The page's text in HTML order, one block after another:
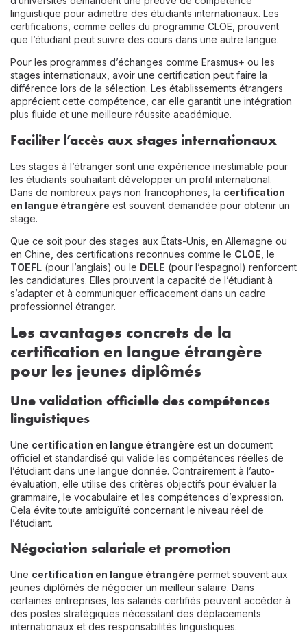
linguistique pour admettre des étudiants internationaux. Les
certifications, comme celles du programme CLOE, prouvent
que l’étudiant peut suivre des cours dans une autre langue.
Pour les programmes d’échanges comme Erasmus+ ou les
stages internationaux, avoir une certification peut faire la
différence lors de la sélection. Les établissements étrangers
apprécient cette compétence, car elle garantit une intégration
plus fluide et une meilleure réussite académique.
Faciliter l’accès aux stages internationaux
Les stages à l’étranger sont une expérience inestimable pour
les étudiants souhaitant développer un profil international.
Dans de nombreux pays non francophones, la certification
en langue étrangère est souvent demandée pour obtenir un
stage.
Que ce soit pour des stages aux États-Unis, en Allemagne ou
en Chine, des certifications reconnues comme le CLOE , le
TOEFL (pour l’anglais) ou le DELE (pour l’espagnol) renforcent
les candidatures. Elles prouvent la capacité de l’étudiant à
s’adapter et à communiquer efficacement dans un cadre
professionnel étranger.
Les avantages concrets de la
certification en langue étrangère
pour les jeunes diplômés
Une validation officielle des compétences
linguistiques
Une certification en langue étrangère est un document
officiel et standardisé qui valide les compétences réelles de
l’étudiant dans une langue donnée. Contrairement à l’auto-
évaluation, elle utilise des critères objectifs pour évaluer la
grammaire, le vocabulaire et les compétences d’expression.
Cela évite toute ambiguïté concernant le niveau réel de
l’étudiant.
Négociation salariale et promotion
Une certification en langue étrangère permet souvent aux
jeunes diplômés de négocier un meilleur salaire. Dans
certaines entreprises, les salariés certifiés peuvent accéder à
des postes stratégiques nécessitant des déplacements
internationaux et des responsabilités linguistiques.